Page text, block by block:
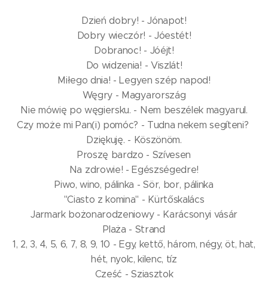
Dzień dobry! - Jónapot!
Dobry wieczór! - Jóestét!
Dobranoc! - Jóéjt!
Do widzenia! - Viszlát!
Miłego dnia! - Legyen szép napod!
Węgry - Magyarország
Nie mówię po węgiersku. - Nem beszélek magyarul.
Czy może mi Pan(i) pomóc? - Tudna nekem segíteni?
Dziękuję. - Köszönöm.
Proszę bardzo - Szívesen
Na zdrowie! - Egészségedre!
Piwo, wino, pálinka - Sör, bor, pálinka
"Ciasto z komina" - Kürtőskalács
Jarmark bożonarodzeniowy - Karácsonyi vásár
Plaża - Strand
1, 2, 3, 4, 5, 6, 7, 8, 9, 10 - Egy, kettő, három, négy, öt, hat,
hét, nyolc, kilenc, tíz
Cześć - Sziasztok